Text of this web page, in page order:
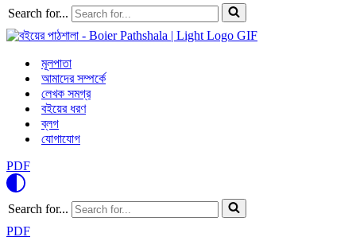
Search for...
মূলপাতা
আমাদের সম্পর্কে
লেখক সমগ্র
বইয়ের ধরণ
ব্লগ
যোগাযোগ
PDF
Search for...
PDF